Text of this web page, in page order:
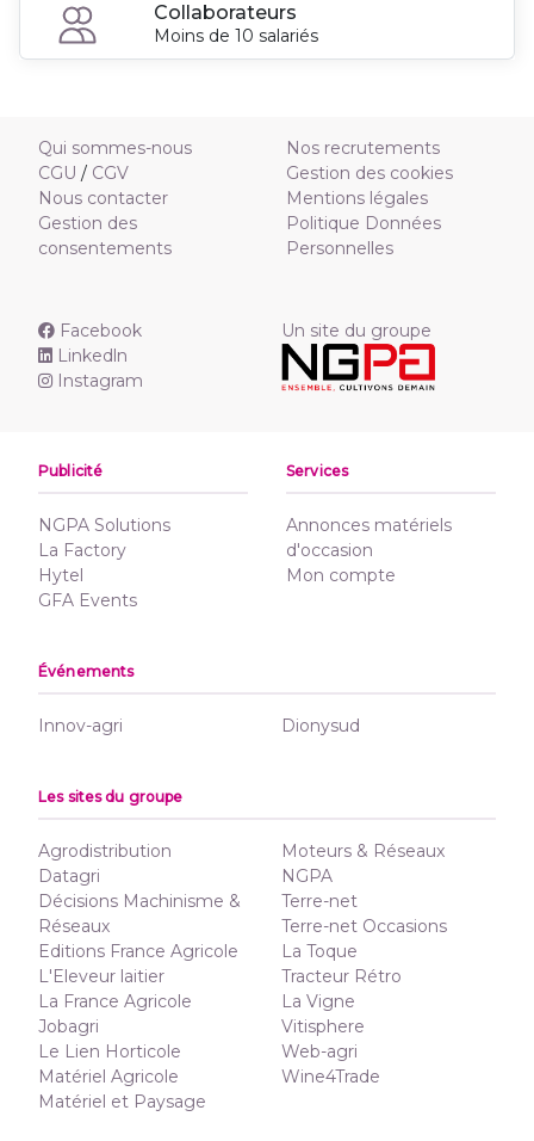
Collaborateurs
Moins de 10 salariés
Qui sommes-nous
CGU / CGV
Nous contacter
Gestion des
consentements
Nos recrutements
Gestion des cookies
Mentions légales
Politique Données
Personnelles
Facebook
Linkedln
Instagram
Un site du groupe
Publicité
NGPA Solutions
La Factory
Hytel
GFA Events
Services
Annonces matériels
d'occasion
Mon compte
Événements
Innov-agri Dionysud
Les sites du groupe
Agrodistribution
Datagri
Décisions Machinisme &
Réseaux
Editions France Agricole
L'Eleveur laitier
La France Agricole
Jobagri
Le Lien Horticole
Matériel Agricole
Matériel et Paysage
Moteurs & Réseaux
NGPA
Terre-net
Terre-net Occasions
La Toque
Tracteur Rétro
La Vigne
Vitisphere
Web-agri
Wine4Trade